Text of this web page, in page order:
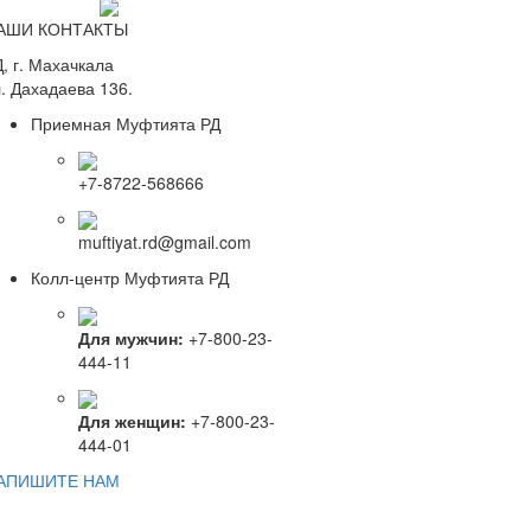
КОНТАКТЫ
г. Махачкала
Дахадаева 136.
Приемная Муфтията РД
+7-8722-568666
muftiyat.rd@gmail.com
Колл-центр Муфтията РД
Для мужчин: +7-800-23-
444-11
Для женщин: +7-800-23-
444-01
НАМ